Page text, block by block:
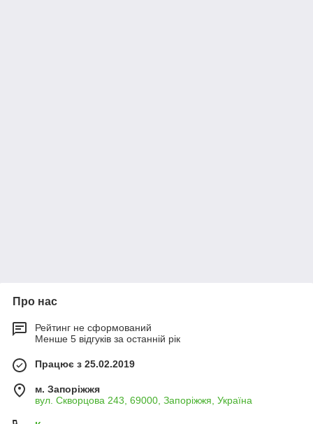
Про нас
Рейтинг не сформований
Менше 5 відгуків за останній рік
Працює з 25.02.2019
м. Запоріжжя
вул. Скворцова 243, 69000, Запоріжжя, Україна